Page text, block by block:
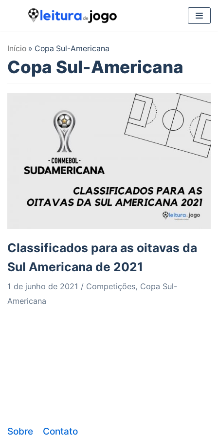
para
conteúdo
Início » Copa Sul-Americana
Copa Sul-Americana
Classificados para as oitavas da
Sul Americana de 2021
1 de junho de 2021 Competições, Copa Sul-
Americana
Sobre Contato